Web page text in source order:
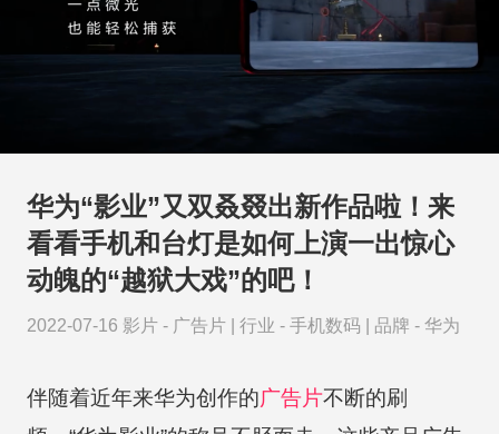
华为“影业”又双叒叕出新作品啦！来
看看手机和台灯是如何上演一出惊心
动魄的“越狱大戏”的吧！
2022-07-16 影片 - 广告片 行业 - 手机数码 品牌 - 华为
伴随着近年来华为创作的广告片不断的刷